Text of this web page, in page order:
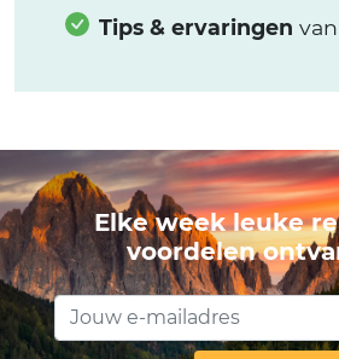
Tips & ervaringen
Elke week leuke
voordelen